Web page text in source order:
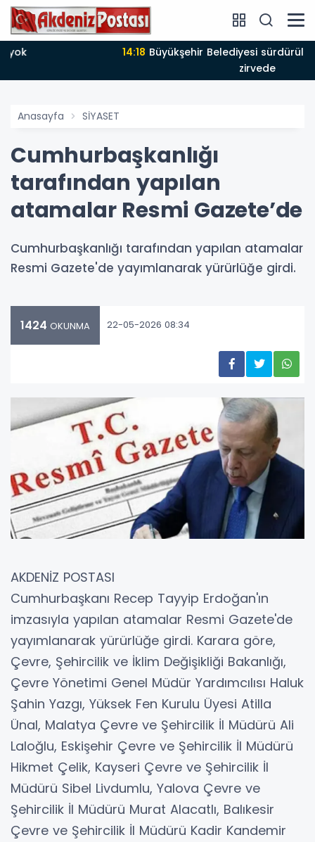
14:18
Anasayfa SİYASET
Cumhurbaşkanlığı
tarafından yapılan
atamalar Resmi Gazete’de
Cumhurbaşkanlığı tarafından yapılan atamalar
Resmi Gazete'de yayımlanarak yürürlüğe girdi.
1424 OKUNMA 22-05-2026 08:34
AKDENİZ POSTASI
Cumhurbaşkanı Recep Tayyip Erdoğan'ın
imzasıyla yapılan atamalar Resmi Gazete'de
yayımlanarak yürürlüğe girdi. Karara göre,
Çevre, Şehircilik ve İklim Değişikliği Bakanlığı,
Çevre Yönetimi Genel Müdür Yardımcılısı Haluk
Şahin Yazgı, Yüksek Fen Kurulu Üyesi Atilla
Ünal, Malatya Çevre ve Şehircilik İl Müdürü Ali
Laloğlu, Eskişehir Çevre ve Şehircilik İl Müdürü
Hikmet Çelik, Kayseri Çevre ve Şehircilik İl
Müdürü Sibel Livdumlu, Yalova Çevre ve
Şehircilik İl Müdürü Murat Alacatlı, Balıkesir
Çevre ve Şehircilik İl Müdürü Kadir Kandemir